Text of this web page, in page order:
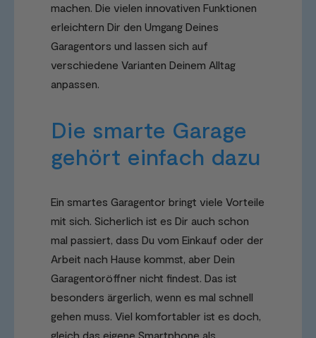
machen. Die vielen innovativen Funktionen
erleichtern Dir den Umgang Deines
Garagentors und lassen sich auf
verschiedene Varianten Deinem Alltag
anpassen.
Die smarte Garage
gehört einfach dazu
Ein smartes Garagentor bringt viele Vorteile
mit sich. Sicherlich ist es Dir auch schon
mal passiert, dass Du vom Einkauf oder der
Arbeit nach Hause kommst, aber Dein
Garagentoröffner nicht findest. Das ist
besonders ärgerlich, wenn es mal schnell
gehen muss. Viel komfortabler ist es doch,
gleich das eigene Smartphone als